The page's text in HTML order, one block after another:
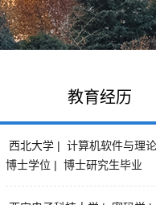
教育经历
西北大学 | 计算机软件与理
博士学位 | 博士研究生毕业